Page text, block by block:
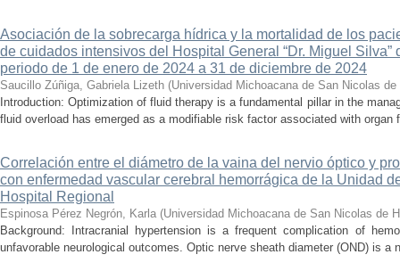
Asociación de la sobrecarga hídrica y la mortalidad de los
de cuidados intensivos del Hospital General “Dr. Miguel
periodo de 1 de enero de 2024 a 31 de diciembre de 2024
Saucillo Zúñiga, Gabriela Lizeth (Universidad Michoacana de San Nicolas de
Introduction: Optimization of fluid therapy is a fundamental pillar in the
fluid overload has emerged as a modifiable risk factor associated with organ
Correlación entre el diámetro de la vaina del nervio óptico y
con enfermedad vascular cerebral hemorrágica de la Unidad
Hospital Regional
Espinosa Pérez Negrón, Karla (Universidad Michoacana de San Nicolas de
Background: Intracranial hypertension is a frequent complication of
unfavorable neurological outcomes. Optic nerve sheath diameter (OND) is a